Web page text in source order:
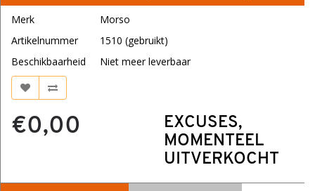
Merk
Morso
Artikelnummer
1510 (gebruikt)
Beschikbaarheid
Niet meer leverbaar
€0,00
EXCUSES,
MOMENTEEL
UITVERKOCHT